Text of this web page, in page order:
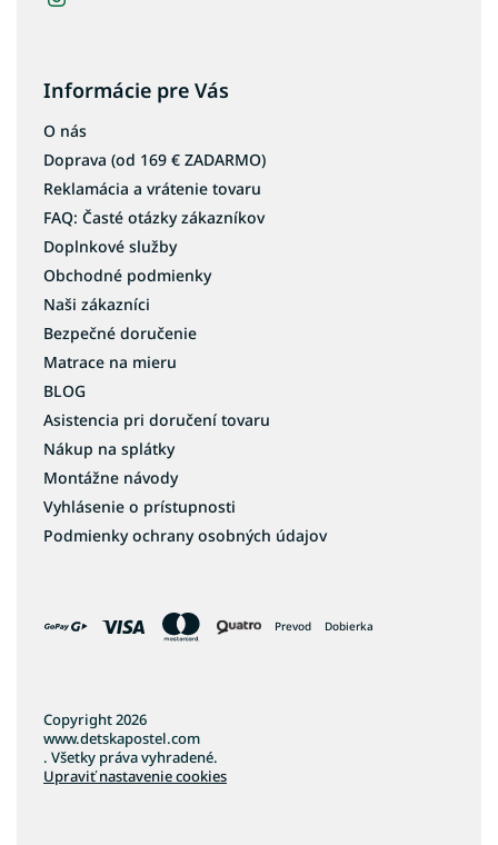
Informácie pre Vás
O nás
Doprava (od 169 € ZADARMO)
Reklamácia a vrátenie tovaru
FAQ: Časté otázky zákazníkov
Doplnkové služby
Obchodné podmienky
Naši zákazníci
Bezpečné doručenie
Matrace na mieru
BLOG
Asistencia pri doručení tovaru
Nákup na splátky
Montážne návody
Vyhlásenie o prístupnosti
Podmienky ochrany osobných údajov
Prevod Dobierka
Copyright 2026
www.detskapostel.com
. Všetky práva vyhradené.
Upraviť nastavenie cookies